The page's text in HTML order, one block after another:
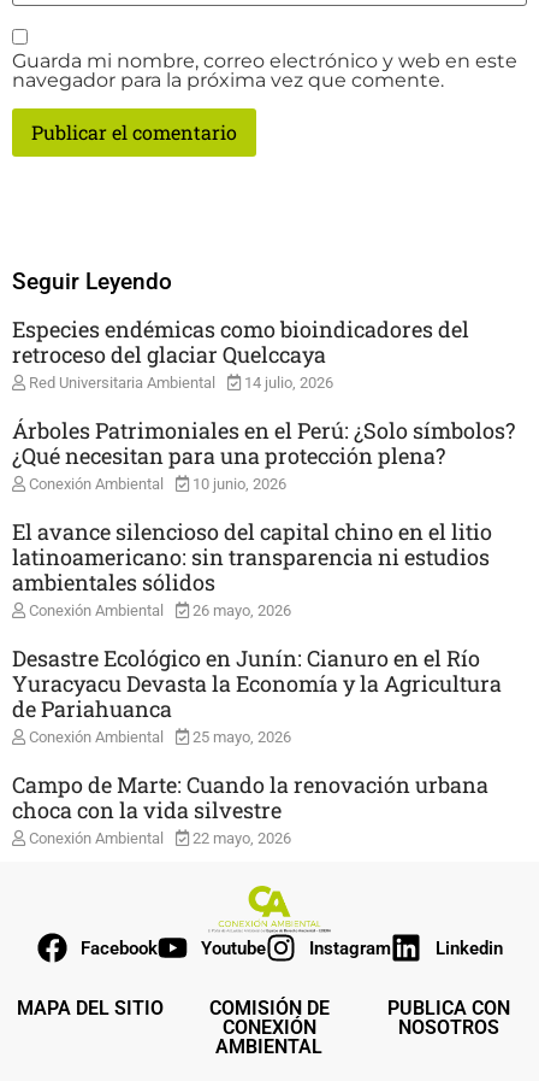
Guarda mi nombre, correo electrónico y web en este
navegador para la próxima vez que comente.
Seguir Leyendo
Especies endémicas como bioindicadores del
retroceso del glaciar Quelccaya
Red Universitaria Ambiental 14 julio, 2026
Árboles Patrimoniales en el Perú: ¿Solo símbolos?
¿Qué necesitan para una protección plena?
Conexión Ambiental 10 junio, 2026
El avance silencioso del capital chino en el litio
latinoamericano: sin transparencia ni estudios
ambientales sólidos
Conexión Ambiental 26 mayo, 2026
Desastre Ecológico en Junín: Cianuro en el Río
Yuracyacu Devasta la Economía y la Agricultura
de Pariahuanca
Conexión Ambiental 25 mayo, 2026
Campo de Marte: Cuando la renovación urbana
choca con la vida silvestre
Conexión Ambiental 22 mayo, 2026
Facebook Youtube Instagram Linkedin
MAPA DEL SITIO
COMISIÓN DE
CONEXIÓN
AMBIENTAL
PUBLICA CON
NOSOTROS